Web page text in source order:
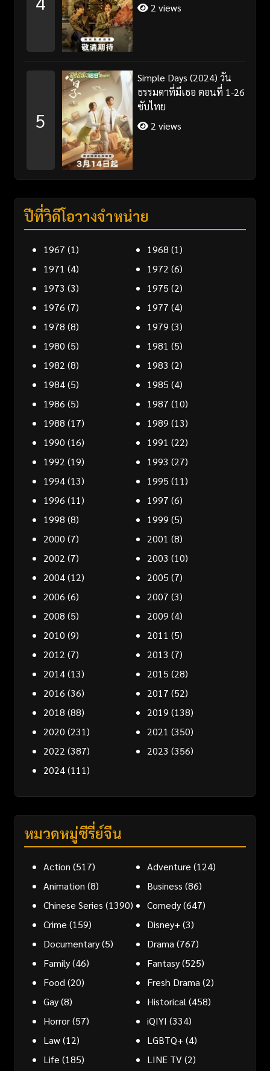
2 views
5
Simple Days (2024) วัน
ธรรมดาที่มีเธอ ตอนที่ 1-26
ซับไทย
2 views
ปีที่วิดีโอวางจำหน่าย
1967 (1) 1968 (1)
1971 (4) 1972 (6)
1973 (3) 1975 (2)
1976 (7) 1977 (4)
1978 (8) 1979 (3)
1980 (5) 1981 (5)
1982 (8) 1983 (2)
1984(5) 1985 (4)
1986 (5) 1987 (10)
1988 (17) 1989 (13)
1990 (16) 1991 (22)
1992 (19) 1993 (27)
1994(13) 1995 (11)
1996 (11) 1997 (6)
1998 (8) 1999 (5)
2000 (7) 2001 (8)
2002 (7) 2003 (10)
2004(12) 2005 (7)
2006 (6) 2007 (3)
2008 (5) 2009 (4)
2010 (9) 2011 (5)
2012 (7) 2013 (7)
2014(13) 2015 (28)
2016 (36) 2017 (52)
2018 (88) 2019 (138)
2020 (231) 2021 (350)
2022 (387) 2023 (356)
2024(111)
หมวดหมู่ซีรี่ย์จีน
Action (517) Adventure (124)
Animation (8) Business (86)
Chinese Series (1390) Comedy(647)
Crime (159) Disney+ (3)
Documentary(5) Drama (767)
Family(46) Fantasy(525)
Food (20) Fresh Drama (2)
Gay(8) Historical (458)
Horror(57) iQIYI (334)
Law(12) LGBTQ+ (4)
Life (185) LINE TV(2)